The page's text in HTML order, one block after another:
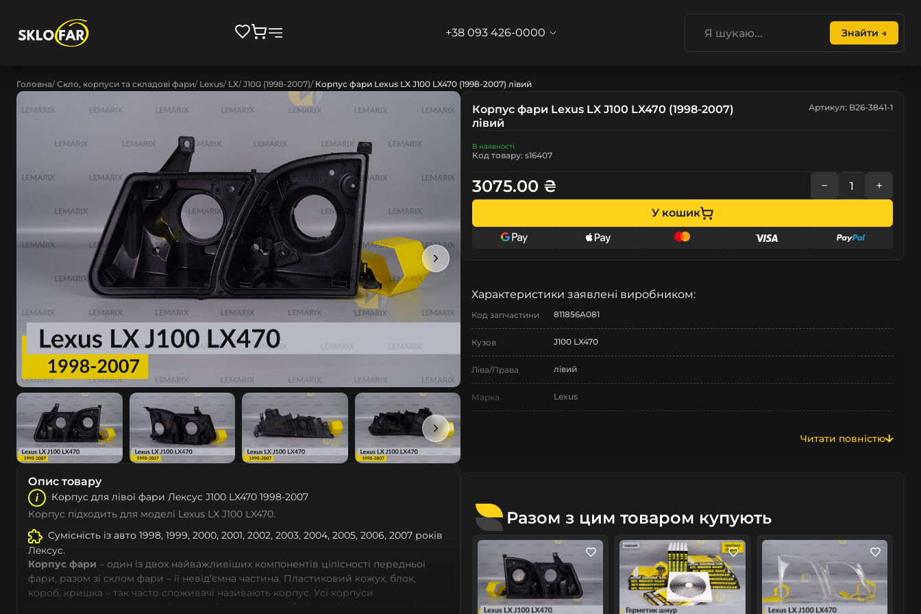
+38 093 426-0000 Знайти →
Головна Скло, корпуси та складові фари Lexus LX J100 (1998-2007) Корпус фари Lexus LX J100 LX470 (1998-2007) лівий
Опис товару
Корпус для лівої фари Лeкcуc J100 LX470 1998-2007
Корпус підходить для моделі Lexus LX J100 LX470.
Сумісність із авто 1998, 1999, 2000, 2001, 2002, 2003, 2004, 2005, 2006, 2007 років
Лeкcуc.
Корпус фари – один із двох найважливіших компонентів цілісності передньої
фари, разом зі склом фари – її невід’ємна частина. Пластиковий кожух, блок,
короб, кришка – так часто споживачі називають корпус. Усі корпуси
виготовляються з високоякісних видів пластику на базі оригінальних прес-форм,
Корпус фари Lexus LX J100 LX470 (1998-2007)
лівий
Артикул: B26-3841-1
В наявності
Код товару: s16407
3075.00 ₴ − +
У кошик
Характеристики заявлені виробником:
Код запчастини 811856A081
Кузов J100 LX470
Ліва/Права лівий
Марка Lexus
Покоління
Рік випуску
Стан Нове
Тип запчастини Аналог
Читати повністю
Разом з цим товаром купують